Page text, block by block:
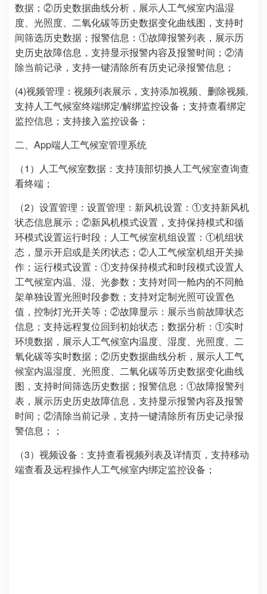
数据；②历史数据曲线分析，展示人工气候室内温湿
度、光照度、二氧化碳等历史数据变化曲线图，支持时
间筛选历史数据；报警信息：①故障报警列表，展示历
史历史故障信息，支持显示报警内容及报警时间；②清
除当前记录，支持一键清除所有历史记录报警信息；
(4)视频管理：视频列表展示，支持添加视频、删除视频,
支持人工气候室终端绑定/解绑监控设备；支持查看绑定
监控信息；支持接入监控设备；
二、App端人工气候室管理系统
（1）人工气候室数据：支持顶部切换人工气候室查询查
看终端；
（2）设置管理：设置管理：新风机设置：①支持新风机
状态信息展示；②新风机模式设置，支持保持模式和循
环模式设置运行时段；人工气候室机组设置：①机组状
态，显示开启或是关闭状态；②人工气候室机组开关操
作；运行模式设置：①支持保持模式和时段模式设置人
工气候室内温、湿、光参数；支持对同一舱内的不同舱
架单独设置光照时段参数；支持对定制光照可设置色
值，控制灯光开关等；②故障显示：展示当前故障状态
信息；支持远程复位回到初始状态；数据分析：①实时
环境数据，展示人工气候室内温度、湿度、光照度、二
氧化碳等实时数据；②历史数据曲线分析，展示人工气
候室内温湿度、光照度、二氧化碳等历史数据变化曲线
图，支持时间筛选历史数据；报警信息：①故障报警列
表，展示历史历史故障信息，支持显示报警内容及报警
时间；②清除当前记录，支持一键清除所有历史记录报
警信息；；
（3）视频设备：支持查看视频列表及详情页，支持移动
端查看及远程操作人工气候室内绑定监控设备；